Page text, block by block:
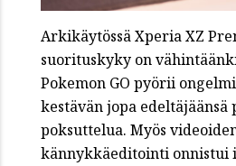
Arkikäytössä Xperia XZ
suorituskyky on
Pokemon GO pyörii
kestävän jopa edeltäjäänsä
poksuttelua. Myös
kännykkäeditointi onnistui